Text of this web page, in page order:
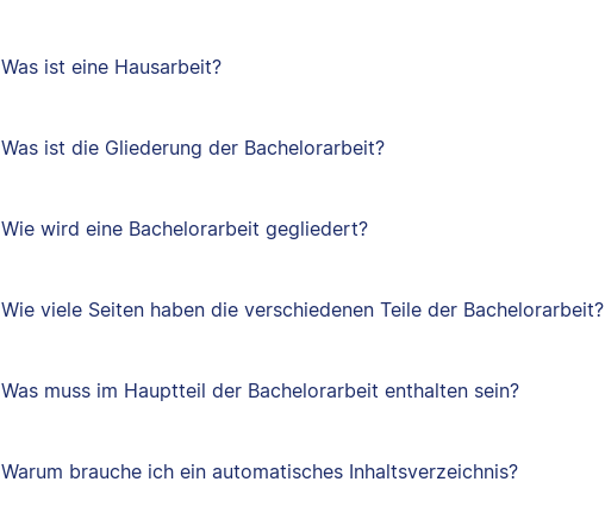
Was ist eine Hausarbeit?
Was ist die Gliederung der Bachelorarbeit?
Wie wird eine Bachelorarbeit gegliedert?
Wie viele Seiten haben die verschiedenen Teile der Bachelorarbeit?
Was muss im Hauptteil der Bachelorarbeit enthalten sein?
Warum brauche ich ein automatisches Inhaltsverzeichnis?